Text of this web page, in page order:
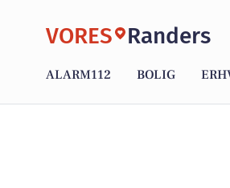
VORES Randers
ALARM112 BOLIG